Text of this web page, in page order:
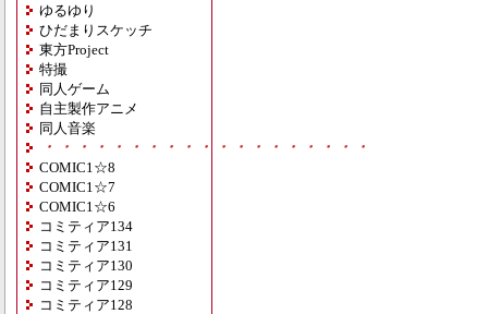
ゆるゆり
ひだまりスケッチ
東方Project
特撮
同人ゲーム
自主製作アニメ
同人音楽
・・・・・・・・・・・・・・・・・・・
COMIC1☆8
COMIC1☆7
COMIC1☆6
コミティア134
コミティア131
コミティア130
コミティア129
コミティア128